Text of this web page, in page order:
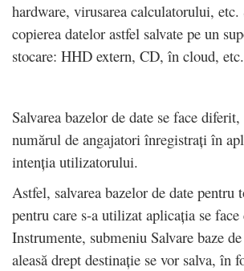
hardware, virusarea calculatorului, etc.
copierea datelor astfel salvate pe un
stocare: HHD extern, CD, în cloud, etc.
Salvarea bazelor de date se face
numărul de angajatori înregistrați în
intenția utilizatorului.
Astfel, salvarea bazelor de date pentru
pentru care s-a utilizat aplicația se
Instrumente, submeniu Salvare baze
aleasă drept destinație se vor salva, în